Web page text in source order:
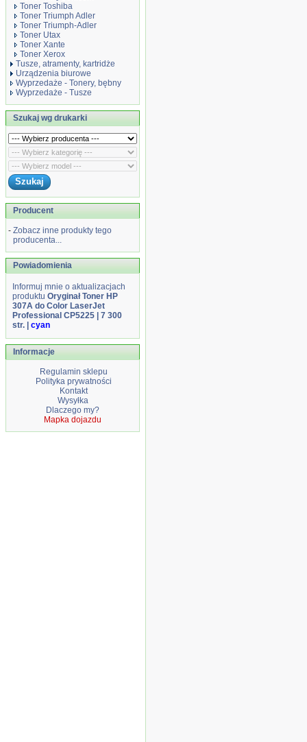
Toner Toshiba
Toner Triumph Adler
Toner Triumph-Adler
Toner Utax
Toner Xante
Toner Xerox
Tusze, atramenty, kartridże
Urządzenia biurowe
Wyprzedaże - Tonery, bębny
Wyprzedaże - Tusze
Szukaj wg drukarki
Producent
- Zobacz inne produkty tego
producenta...
Powiadomienia
Informuj mnie o aktualizacjach
produktu Oryginał Toner HP
307A do Color LaserJet
Professional CP5225 | 7 300
str. | cyan
Informacje
Regulamin sklepu
Polityka prywatności
Kontakt
Wysyłka
Dlaczego my?
Mapka dojazdu